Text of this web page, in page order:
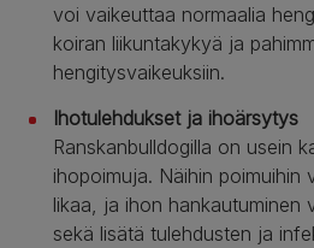
voi vaikeuttaa normaalia
koiran liikuntakykyä ja
hengitysvaikeuksiin.
Ihotulehdukset ja ihoärsytys
Ranskanbulldogilla on usein
ihopoimuja. Näihin
likaa, ja ihon hankautuminen
sekä lisätä tulehdusten ja